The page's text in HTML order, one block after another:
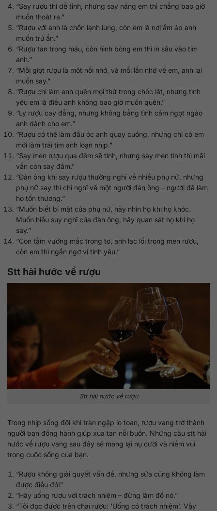
“Say rượu thì dễ tỉnh, nhưng say nắng em thì chẳng bao giờ
muốn thoát ra.”
“Rượu với anh là chốn lạnh lùng, còn em là nơi ấm áp anh
muốn trú ẩn.”
“Rượu tan trong máu, còn hình bóng em thì in sâu vào tim
anh.”
“Mỗi giọt rượu là một nỗi nhớ, và mỗi lần nhớ về em, anh lại
muốn say.”
“Rượu chỉ làm anh quên mọi thứ trong chốc lát, nhưng tình
yêu em là điều anh không bao giờ muốn quên.”
“Ly rượu cay đắng, nhưng không bằng tình cảm ngọt ngào
anh dành cho em.”
“Rượu có thể làm đầu óc anh quay cuồng, nhưng chỉ có em
mới làm trái tim anh loạn nhịp.”
“Say men rượu qua đêm sẽ tỉnh, nhưng say men tình thì mãi
vẫn còn say đắm.”
“Đàn ông khi say rượu thường nghĩ về nhiều phụ nữ, nhưng
phụ nữ say thì chỉ nghĩ về một người đàn ông – người đã làm
họ tổn thương.”
“Muốn biết bí mật của phụ nữ, hãy nhìn họ khi họ khóc.
Muốn hiểu suy nghĩ của đàn ông, hãy quan sát họ khi họ
say.”
“Con tằm vướng mắc trong tơ, anh lạc lối trong men rượu,
còn em thì ngẩn ngơ vì tình yêu.”
Stt hài hước về rượu
Stt hài hước về rượu
Trong nhịp sống đôi khi tràn ngập lo toan, rượu vang trở thành
người bạn đồng hành giúp xua tan nỗi buồn. Những câu stt hài
hước về rượu vang sau đây sẽ mang lại nụ cười và niềm vui
trong cuộc sống của bạn.
“Rượu không giải quyết vấn đề, nhưng sữa cũng không làm
được điều đó!”
“Hãy uống rượu với trách nhiệm – đừng làm đổ nó.”
“Tôi đọc được trên chai rượu: ‘Uống có trách nhiệm’. Vậy